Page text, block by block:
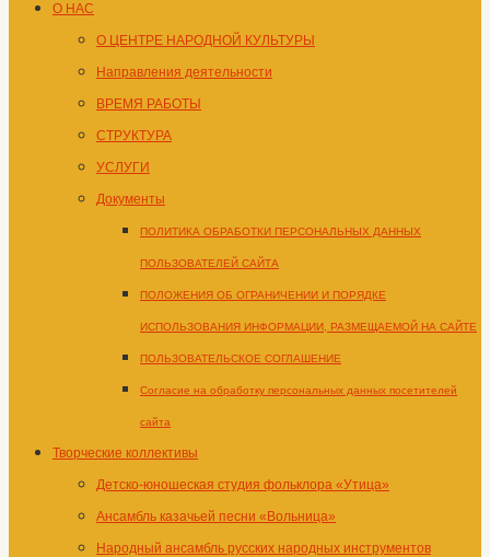
О НАС
О ЦЕНТРЕ НАРОДНОЙ КУЛЬТУРЫ
Направления деятельности
ВРЕМЯ РАБОТЫ
СТРУКТУРА
УСЛУГИ
Документы
ПОЛИТИКА ОБРАБОТКИ ПЕРСОНАЛЬНЫХ ДАННЫХ
ПОЛЬЗОВАТЕЛЕЙ САЙТА
ПОЛОЖЕНИЯ ОБ ОГРАНИЧЕНИИ И ПОРЯДКЕ
ИСПОЛЬЗОВАНИЯ ИНФОРМАЦИИ, РАЗМЕЩАЕМОЙ НА САЙТЕ
ПОЛЬЗОВАТЕЛЬСКОЕ СОГЛАШЕНИЕ
Согласие на обработку персональных данных посетителей
сайта
Творческие коллективы
Детско-юношеская студия фольклора «Утица»
Ансамбль казачьей песни «Вольница»
Народный ансамбль русских народных инструментов